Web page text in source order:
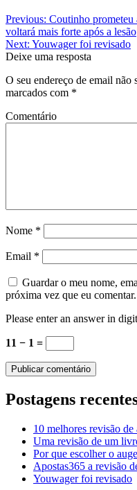
Previous: Coutinho prometeu
voltará mais forte após a lesão
Next: Youwager foi revisado
Deixe uma resposta
O seu endereço de email não
marcados com *
Comentário
Nome *
Email *
Guardar o meu nome,
próxima vez que eu comentar.
Please enter an answer in
11 − 1 =
Postagens
10 melhores revisão de
Uma revisão de um
Por que escolher o
Apostas365 a revisão
Youwager foi revisado